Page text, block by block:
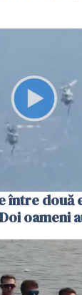
între
oameni